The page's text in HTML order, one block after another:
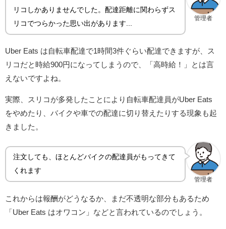
管理者
リコしかありませんでした。配達距離に関わらずス
リコでつらかった思い出があります...
Uber Eats は自転車配達で1時間3件ぐらい配達できますが、ス
リコだと時給900円になってしまうので、「高時給！」とは言
えないですよね。
実際、スリコが多発したことにより自転車配達員がUber Eats
をやめたり、バイクや車での配達に切り替えたりする現象も起
きました。
管理者
注文しても、ほとんどバイクの配達員がもってきて
くれます
これからは報酬がどうなるか、まだ不透明な部分もあるため
「Uber Eats はオワコン」などと言われているのでしょう。